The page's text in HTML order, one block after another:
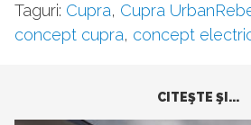
Taguri: Cupra, Cupra
concept cupra, concept
CITEŞTE ŞI...